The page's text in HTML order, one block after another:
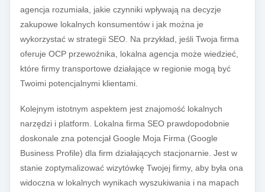
agencja rozumiała, jakie czynniki wpływają na decyzje
zakupowe lokalnych konsumentów i jak można je
wykorzystać w strategii SEO. Na przykład, jeśli Twoja firma
oferuje OCP przewoźnika, lokalna agencja może wiedzieć,
które firmy transportowe działające w regionie mogą być
Twoimi potencjalnymi klientami.
Kolejnym istotnym aspektem jest znajomość lokalnych
narzędzi i platform. Lokalna firma SEO prawdopodobnie
doskonale zna potencjał Google Moja Firma (Google
Business Profile) dla firm działających stacjonarnie. Jest w
stanie zoptymalizować wizytówkę Twojej firmy, aby była ona
widoczna w lokalnych wynikach wyszukiwania i na mapach